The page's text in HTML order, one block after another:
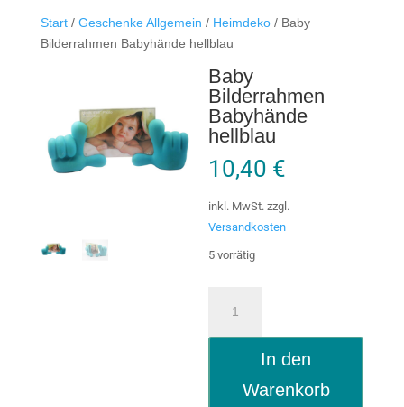
Start/ Geschenke Allgemein / Heimdeko/ Baby
Bilderrahmen Babyhände hellblau
Baby
Bilderrahmen
Babyhände
hellblau
10,40 €
inkl. MwSt. zzgl.
Versandkosten
5 vorrätig
Bilderrahmen
Babyhände
In den
Warenkorb